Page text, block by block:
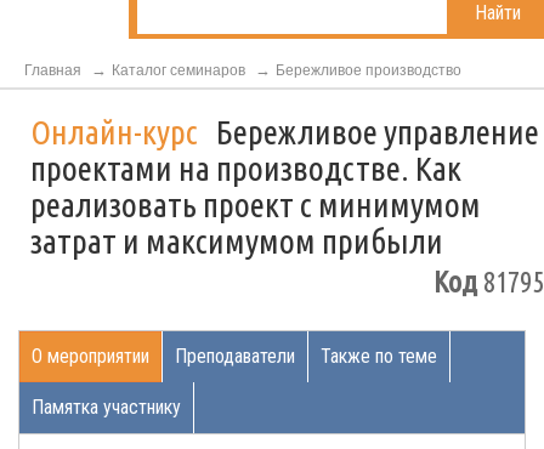
Найти
Главная Каталог семинаров Бережливое производство
Онлайн-курс Бережливое управление
проектами на производстве. Как
реализовать проект с минимумом
затрат и максимумом прибыли
Код81795
О мероприятии Преподаватели Также по теме
Памятка участнику